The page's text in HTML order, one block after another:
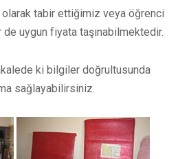
tabir ettiğimiz veya öğrenci
uygun fiyata taşınabilmektedir.
ki bilgiler doğrultusunda
sağlayabilirsiniz.